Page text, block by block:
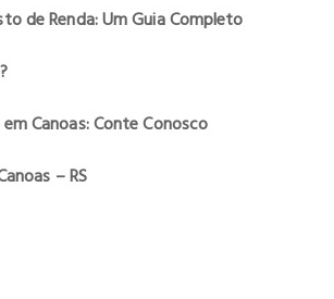
de Renda: Um Guia Completo
Canoas: Conte Conosco
– RS